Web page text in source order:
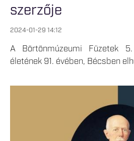
szerzője
2024-01-29 14:12
A Börtönmúzeumi Füzetek
életének 91. évében, Bécsben